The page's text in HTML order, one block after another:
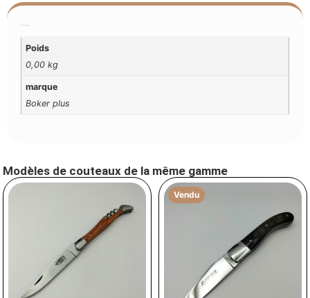
Poids
0,00 kg
marque
Boker plus
Modèles de couteaux de la même gamme
Vendu